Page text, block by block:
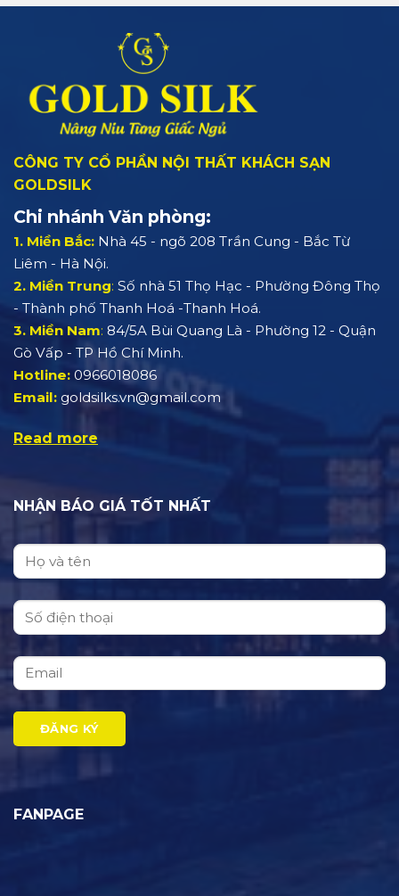
CÔNG TY CỔ PHẦN NỘI THẤT KHÁCH SẠN
GOLDSILK
Chi nhánh Văn phòng:
1. Miền Bắc: Nhà 45 - ngõ 208 Trần Cung - Bắc Từ
Liêm - Hà Nội.
2. Miền Trung: Số nhà 51 Thọ Hạc - Phường Đông Thọ
- Thành phố Thanh Hoá -Thanh Hoá.
3. Miền Nam: 84/5A Bùi Quang Là - Phường 12 - Quận
Gò Vấp - TP Hồ Chí Minh.
Hotline: 0966018086
Email: goldsilks.vn@gmail.com
Read more
NHẬN BÁO GIÁ TỐT NHẤT
FANPAGE